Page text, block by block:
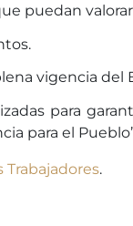
puedan
vigencia del
para
para el
.